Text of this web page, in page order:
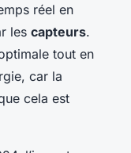
réel en
les capteurs.
tout en
car la
cela est